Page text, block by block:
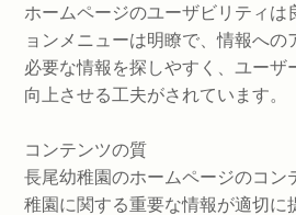
ホームページのユーザビリティは
ョンメニューは明瞭で、情報への
必要な情報を探しやすく、ユーザ
向上させる工夫がされています。
コンテンツの質
長尾幼稚園のホームページのコン
稚園に関する重要な情報が適切に